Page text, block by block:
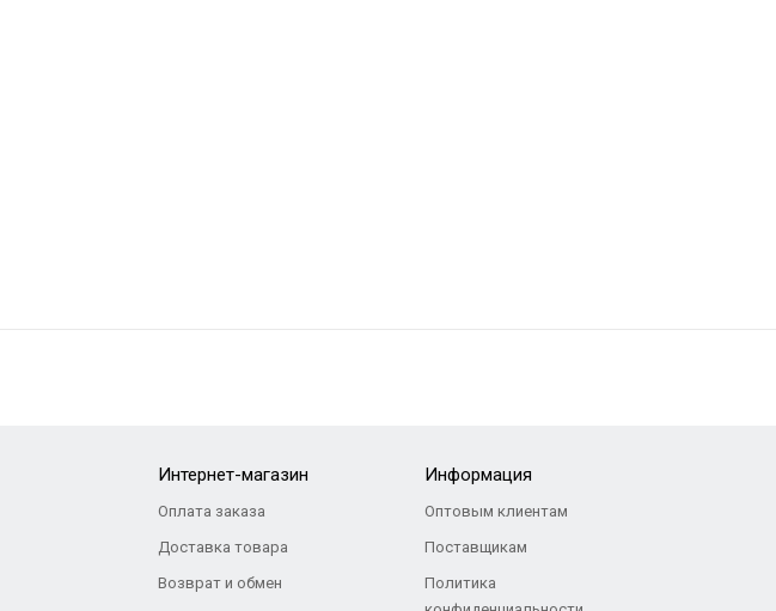
Интернет-магазин
Оплата заказа
Доставка товара
Возврат и обмен
Информация
Оптовым клиентам
Поставщикам
Политика